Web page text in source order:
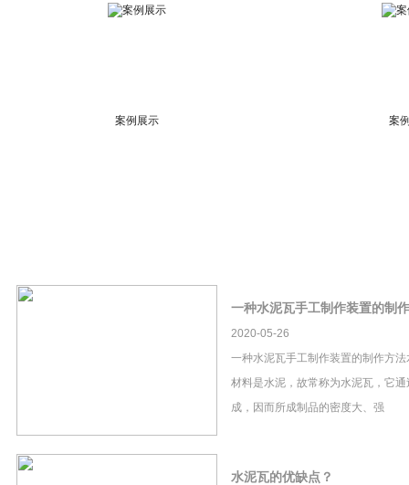
案例展示 案
一种水泥瓦手工制作装置的制
2020-05-26
一种水泥瓦手工制作装置的制作方
材料是水泥，故常称为水泥瓦，它
成，因而所成制品的密度大、强
水泥瓦的优缺点？